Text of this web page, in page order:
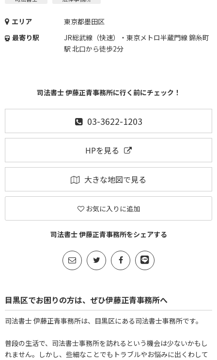
エリア
東京都墨田区
最寄り駅
JR総武線（快速）・東京メトロ半蔵門線 錦糸町
駅 北口から徒歩2分
司法書士 伊藤正青事務所に行く前にチェック！
03-3622-1203
HPを見る
大きな地図で見る
お気に入りに追加
司法書士 伊藤正青事務所をシェアする
目黒区でお困りの方は、ぜひ伊藤正青事務所へ
司法書士 伊藤正青事務所は、目黒区にある司法書士事務所です。
普段の生活で、司法書士事務所を訪れるという機会は少ないかもし
れません。しかし、些細なことでもトラブルやお悩みに出くわして